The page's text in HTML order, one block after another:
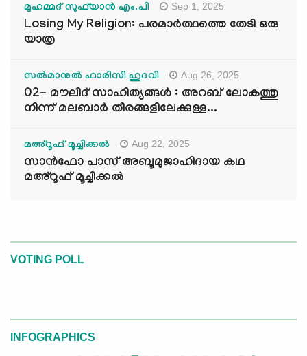
മുഹമ്മദ് സുഫ്‌യാൻ എം.പി Sep 1, 2025
Losing My Religion: പരമാർത്ഥത്തെ തേടി ഒരു
യാത്ര
സൽമാനുൽ ഫാരിസി ഹുദവി Aug 26, 2025
02- മൗലിദ് സാഹിത്യങ്ങൾ : അറബ് ലോകത്തു
നിന്ന് മലബാർ തീരങ്ങളിലേക്കുള്ള...
മഅ്റൂഫ് മൂച്ചിക്കല്‍ Aug 22, 2025
സാൻഫോ പാസ് അബൂമുജാഹിദായ കഥ
മഅ്റൂഫ് മൂച്ചിക്കല്‍
VOTING POLL
INFOGRAPHICS